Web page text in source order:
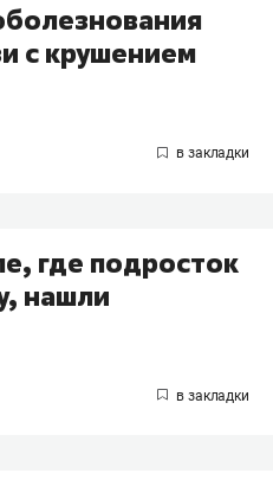
с крушением
где подросток
нашли